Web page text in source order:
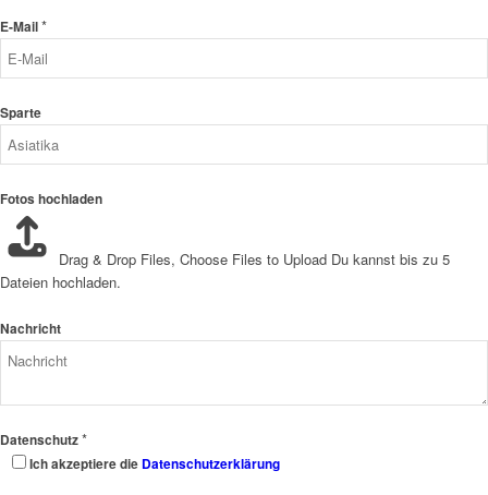
E-Mail*
Sparte
Fotos hochladen
Drag & Drop Files, Choose Files to Upload Du kannst bis zu 5
Dateien hochladen.
Nachricht
Datenschutz*
Ich akzeptiere die Datenschutzerklärung